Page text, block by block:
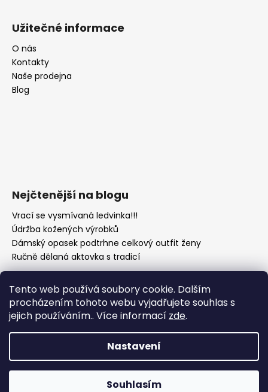
Tento web používá soubory cookie. Dalším
procházením tohoto webu vyjadřujete souhlas s
jejich používáním.. Více informací zde.
Nastavení
Souhlasím
Užitečné informace
O nás
Kontakty
Naše prodejna
Blog
Nejčtenější na blogu
Vrací se vysmívaná ledvinka!!!
Údržba kožených výrobků
Dámský opasek podtrhne celkový outfit ženy
Ručně dělaná aktovka s tradicí
Copyright 2026Kožená galanterie gora-shop.cz.
Všechna práva vyhrazena.